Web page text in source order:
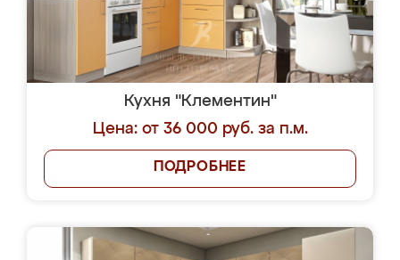
Кухня "Клементин"
Цена: от 36 000 руб. за п.м.
ПОДРОБНЕЕ